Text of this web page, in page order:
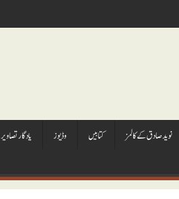
نويد صادق کے کالمز کتابيں وڈيوز يادگار تصاوير